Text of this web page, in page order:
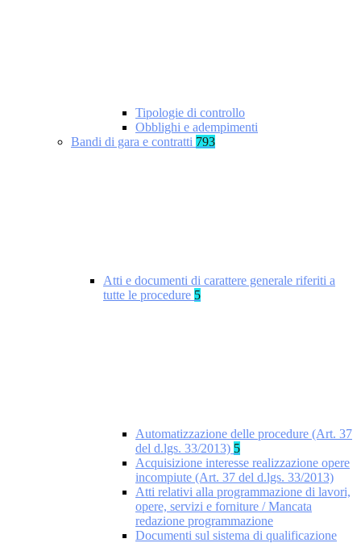
Tipologie di controllo
Obblighi e adempimenti
Bandi di gara e contratti 793
Atti e documenti di carattere generale riferiti a
tutte le procedure 5
Automatizzazione delle procedure (Art. 37
del d.lgs. 33/2013) 5
Acquisizione interesse realizzazione opere
incompiute (Art. 37 del d.lgs. 33/2013)
Atti relativi alla programmazione di lavori,
opere, servizi e forniture / Mancata
redazione programmazione
Documenti sul sistema di qualificazione